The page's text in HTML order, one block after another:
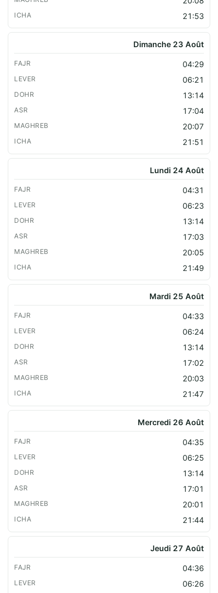
21:53
Dimanche 23 Août
04:29
06:21
13:14
17:04
20:07
21:51
Lundi 24 Août
04:31
06:23
13:14
17:03
20:05
21:49
Mardi 25 Août
04:33
06:24
13:14
17:02
20:03
21:47
Mercredi 26 Août
04:35
06:25
13:14
17:01
20:01
21:44
Jeudi 27 Août
04:36
06:26